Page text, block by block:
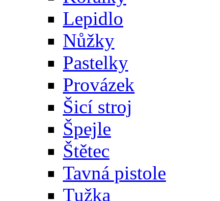
Lepidlo
Nůžky
Pastelky
Provázek
Šicí stroj
Špejle
Štětec
Tavná pistole
Tužka